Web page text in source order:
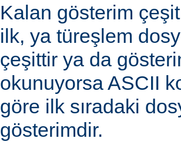
Kalan gösterim
ilk, ya türeşlem
çeşittir ya da
okunuyorsa ASCII
göre ilk sıradaki
gösterimdir.